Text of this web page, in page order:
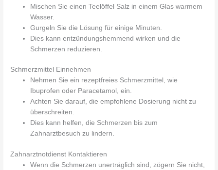
Mischen Sie einen Teelöffel Salz in einem Glas warmem
Wasser.
Gurgeln Sie die Lösung für einige Minuten.
Dies kann entzündungshemmend wirken und die
Schmerzen reduzieren.
Schmerzmittel Einnehmen
Nehmen Sie ein rezeptfreies Schmerzmittel, wie
Ibuprofen oder Paracetamol, ein.
Achten Sie darauf, die empfohlene Dosierung nicht zu
überschreiten.
Dies kann helfen, die Schmerzen bis zum
Zahnarztbesuch zu lindern.
Zahnarztnotdienst Kontaktieren
Wenn die Schmerzen unerträglich sind, zögern Sie nicht,